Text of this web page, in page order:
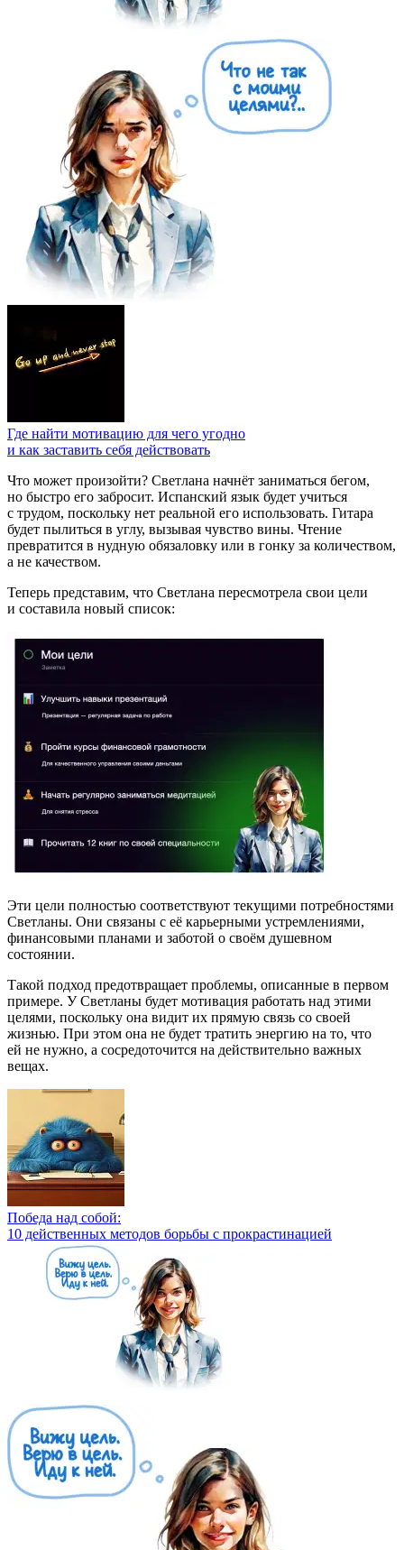
Где найти мотивацию для чего угодно
и как заставить себя действовать
Что может произойти? Светлана начнёт заниматься бегом,
но быстро его забросит. Испанский язык будет учиться
с трудом, поскольку нет реальной его использовать. Гитара
будет пылиться в углу, вызывая чувство вины. Чтение
превратится в нудную обязаловку или в гонку за количеством,
а не качеством.
Теперь представим, что Светлана пересмотрела свои цели
и составила новый список:
Эти цели полностью соответствуют текущими потребностями
Светланы. Они связаны с её карьерными устремлениями,
финансовыми планами и заботой о своём душевном
состоянии.
Такой подход предотвращает проблемы, описанные в первом
примере. У Светланы будет мотивация работать над этими
целями, поскольку она видит их прямую связь со своей
жизнью. При этом она не будет тратить энергию на то, что
ей не нужно, а сосредоточится на действительно важных
вещах.
Победа над собой:
10 действенных методов борьбы с прокрастинацией